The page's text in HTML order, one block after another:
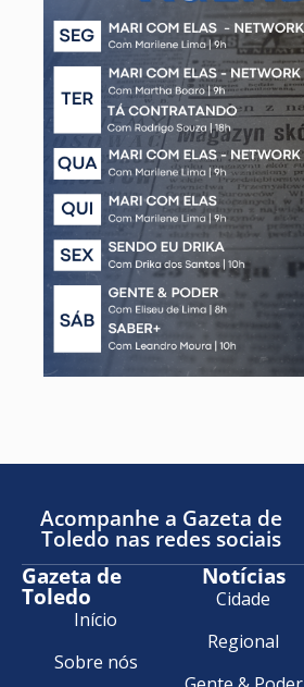
Acompanhe a Gazeta de
Toledo nas redes sociais
Gazeta de
Toledo
Início
Sobre nós
Notícias
Cidade
Regional